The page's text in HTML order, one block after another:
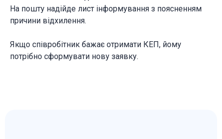
На пошту надійде лист інформування з поясненням
причини відхилення.
Якщо співробітник бажає отримати КЕП, йому
потрібно сформувати нову заявку.